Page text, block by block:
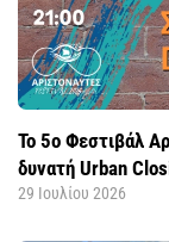
Το 5ο Φεστιβάλ
δυνατή Urban
29 Ιουλίου 2026